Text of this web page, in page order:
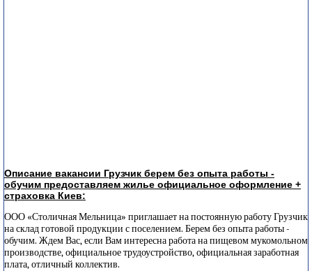
Описание вакансии Грузчик берем без опыта работы -
обучим предоставляем жилье официальное оформление +
страховка Киев:
ООО «Столичная Мельница» приглашает на постоянную работу Грузчик
на склад готовой продукции с поселением. Берем без опыта работы -
обучим. Ждем Вас, если Вам интересна работа на пищевом мукомольном
производстве, официальное трудоустройство, официальная заработная
плата, отличный коллектив.